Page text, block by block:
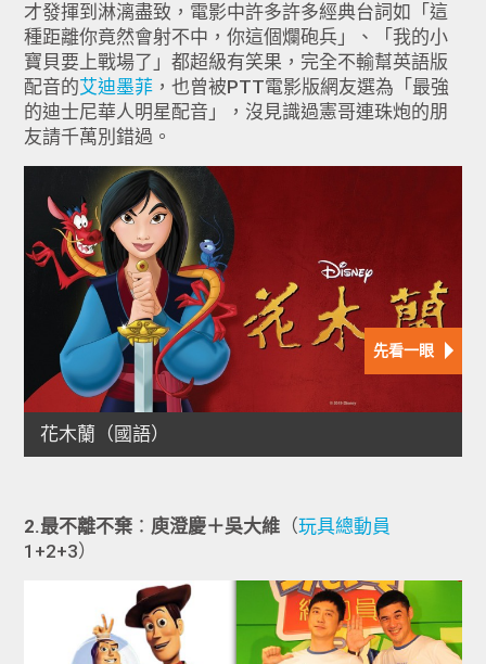
才發揮到淋漓盡致，電影中許多許多經典台詞如「這
種距離你竟然會射不中，你這個爛砲兵」、「我的小
寶貝要上戰場了」都超級有笑果，完全不輸幫英語版
配音的艾迪墨菲 ，也曾被PTT電影版網友選為「最強
的迪士尼華人明星配音」，沒見識過憲哥連珠炮的朋
友請千萬別錯過。
2.最不離不棄 ： 庾澄慶＋吳大維 （玩具總動員
1+2+3）